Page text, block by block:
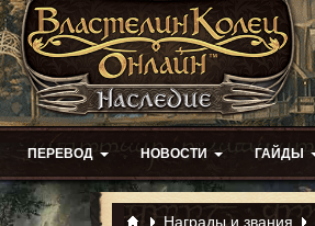
ПЕРЕВОД НОВОСТИ ГАЙДЫ
Награды и звания